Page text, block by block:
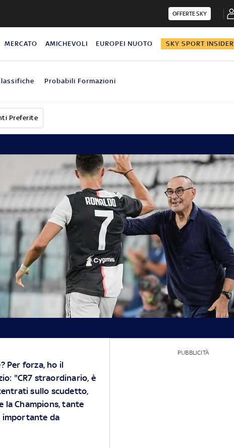
OFFERTE SKY
MERCATO AMICHEVOLI EUROPEI NUOTO SKY SPORT INSIDER
Probabili Formazioni
Preferite
Per forza, ho il
"CR7 straordinario, è
sullo scudetto,
la Champions, tante
importante da
PUBBLICITÀ